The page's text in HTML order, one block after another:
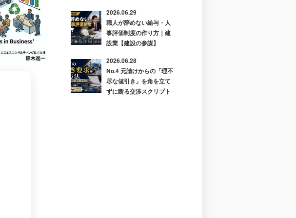
2026.06.29
職人が辞めない給与・人
事評価制度の作り方｜建
設業【建設の参謀】
2026.06.28
No.4 元請けからの「理不
尽な値引き」を角を立て
ずに断る交渉スクリプト